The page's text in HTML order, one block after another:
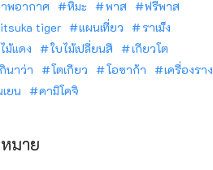
พอากาศ
หิมะ พาส
ฟรีพาส
tiger
แผนเที่ยว
ราเม็ง
ม้แดง
ใบไม้เปลี่ยนสี
เกียวโต
นาว่า
โตเกียว โอซาก้า
เครื่องราง
เยน
คามิโคจิ
หมาย